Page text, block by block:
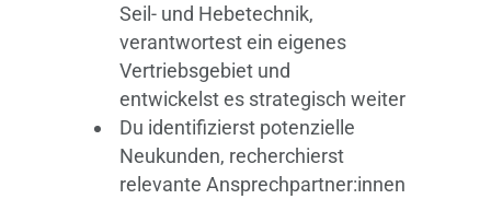
Seil- und Hebetechnik,
verantwortest ein eigenes
Vertriebsgebiet und
entwickelst es strategisch weiter
Du identifizierst potenzielle
Neukunden, recherchierst
relevante Ansprechpartner:innen